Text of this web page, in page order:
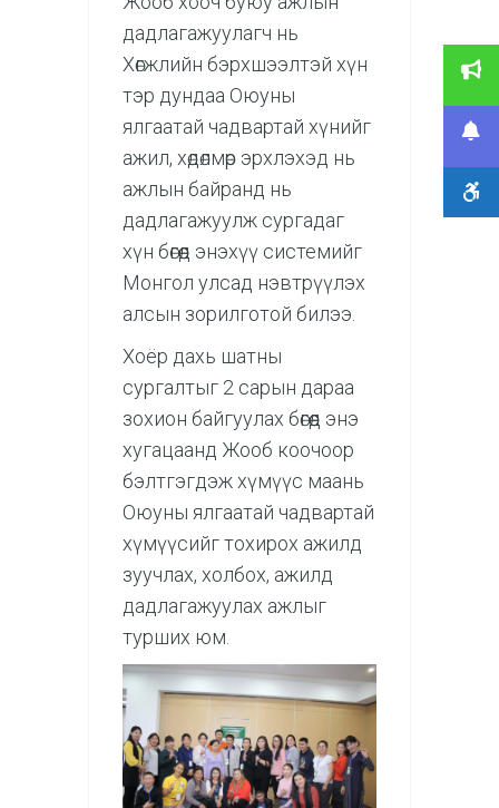
дадлагажуулагч нь
Хөгжлийн бэрхшээлтэй хүн
тэр дундаа Оюуны
ялгаатай чадвартай хүнийг
ажил, хөдөлмөр эрхлэхэд нь
ажлын байранд нь
дадлагажуулж сургадаг
хүн бөгөөд энэхүү системийг
Монгол улсад нэвтрүүлэх
алсын зорилготой билээ.
Хоёр дахь шатны
сургалтыг 2 сарын дараа
зохион байгуулах бөгөөд энэ
хугацаанд Жооб коочоор
бэлтгэгдэж хүмүүс маань
Оюуны ялгаатай чадвартай
хүмүүсийг тохирох ажилд
зуучлах, холбох, ажилд
дадлагажуулах ажлыг
турших юм.